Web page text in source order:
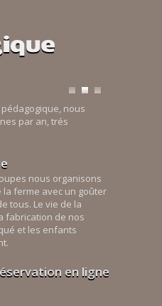
nous
par an, trés
nous organisons
la ferme avec un goûter
tous. Le vie de la
fabrication de nos
et les enfants
en ligne